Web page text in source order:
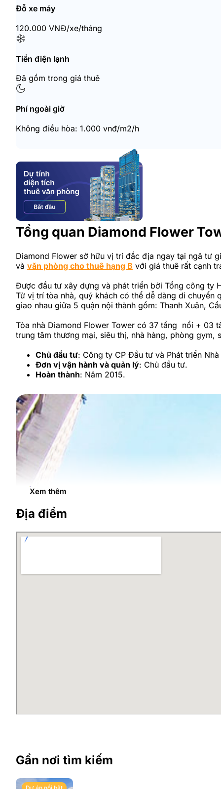
Đỗ xe máy
120.000 VNĐ/xe/tháng
Tiền điện lạnh
Đã gồm trong giá thuê
Phí ngoài giờ
Không điều hòa: 1.000 vnđ/m2/h
Tổng quan Diamond Flower
Diamond Flower sở hữu vị trí đắc địa ngay tại ngã tư
và văn phòng cho thuê hạng B với giá thuê rất cạnh
Được đầu tư xây dựng và phát triển bởi Tổng công ty
Từ vị trí tòa nhà, quý khách có thể dễ dàng di
giao nhau giữa 5 quận nội thành gồm: Thanh Xuân,
Tòa nhà Diamond Flower Tower có 37 tầng nổi + 03
trung tâm thương mại, siêu thị, nhà hàng, phòng
Chủ đầu tư: Công ty CP Đầu tư và Phát triển
Đơn vị vận hành và quản lý: Chủ đầu tư.
Hoàn thành: Năm 2015.
Xem thêm
Địa điểm
Gần nơi tìm kiếm